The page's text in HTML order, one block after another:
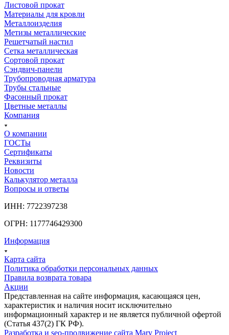
Листовой прокат
Материалы для кровли
Металлоизделия
Метизы металлические
Решетчатый настил
Сетка металлическая
Сортовой прокат
Сэндвич-панели
Трубопроводная арматура
Трубы стальные
Фасонный прокат
Цветные металлы
Компания
О компании
ГОСТы
Сертификаты
Реквизиты
Новости
Калькулятор металла
Вопросы и ответы
ИНН: 7722397238
ОГРН: 1177746429300
Информация
Карта сайта
Политика обработки персональных данных
Правила возврата товара
Акции
Представленная на сайте информация, касающаяся цен,
характеристик и наличия носит исключительно
информационный характер и не является публичной офертой
(Статья 437(2) ГК РФ).
Разработка и seo-продвижение сайта Mary Project